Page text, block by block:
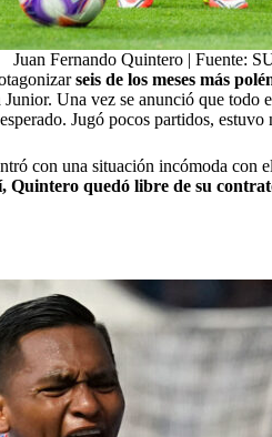
Juan Fernando Quintero | Fuente:
seis de los meses más
Una vez se anunció que todo
Jugó pocos partidos,
con una situación incómoda
Quintero quedó libre de su